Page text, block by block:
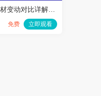
免费 立即观看